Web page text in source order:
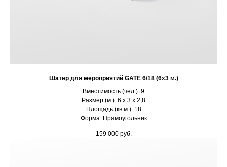
Шатер для мероприятий GATE 6/18 (6х3 м.)
Вместимость (чел.): 9
Размер (м.): 6 х 3 х 2,8
Площадь (кв.м.): 18
Форма: Прямоугольник
159 000 руб.